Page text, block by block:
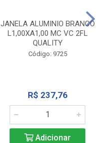
JANELA ALUMINIO BRANCO
L1,00XA1,00 MC VC 2FL
QUALITY
Código: 9725
R$ 237,76
Adicionar